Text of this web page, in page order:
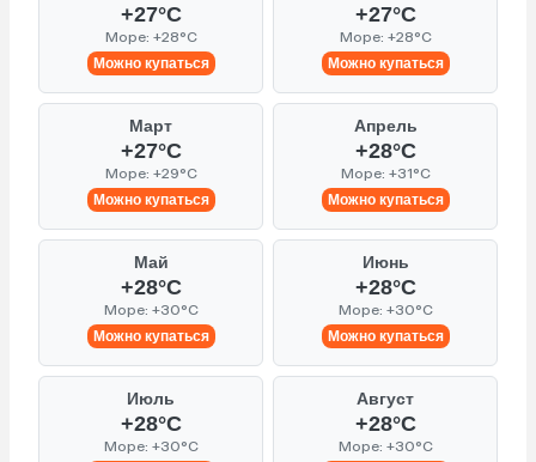
+27°C
Море: +28°C
Можно купаться
+27°C
Море: +28°C
Можно купаться
Март
+27°C
Море: +29°C
Можно купаться
Апрель
+28°C
Море: +31°C
Можно купаться
Май
+28°C
Море: +30°C
Можно купаться
Июнь
+28°C
Море: +30°C
Можно купаться
Июль
+28°C
Море: +30°C
Август
+28°C
Море: +30°C